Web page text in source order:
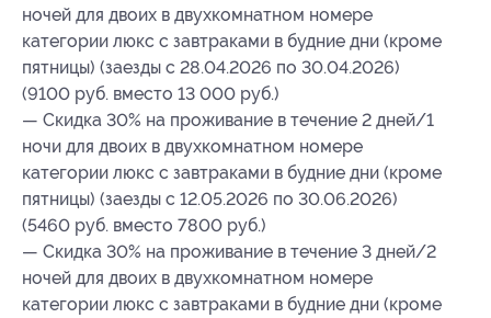
ночей для двоих в двухкомнатном номере
категории люкс с завтраками в будние дни (кроме
пятницы) (заезды с 28.04.2026 по 30.04.2026)
(9100 руб. вместо 13 000 руб.)
— Скидка 30% на проживание в течение 2 дней/1
ночи для двоих в двухкомнатном номере
категории люкс с завтраками в будние дни (кроме
пятницы) (заезды с 12.05.2026 по 30.06.2026)
(5460 руб. вместо 7800 руб.)
— Скидка 30% на проживание в течение 3 дней/2
ночей для двоих в двухкомнатном номере
категории люкс с завтраками в будние дни (кроме